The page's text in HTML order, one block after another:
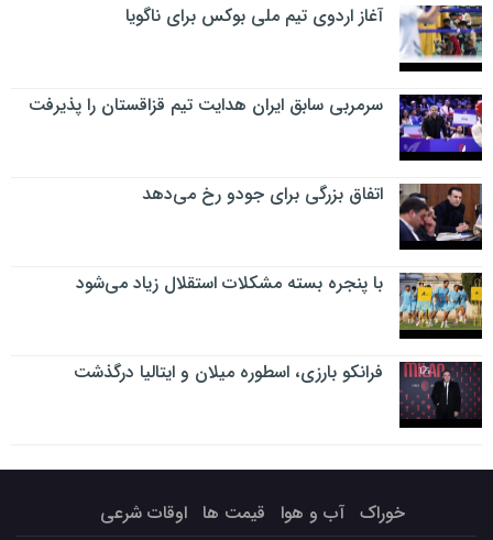
آغاز اردوی تیم ملی بوکس برای ناگویا
سرمربی سابق ایران هدایت تیم قزاقستان را پذیرفت
اتفاق بزرگی برای جودو رخ می‌دهد
با پنجره بسته مشکلات استقلال زیاد می‌شود
فرانکو بارزی، اسطوره میلان و ایتالیا درگذشت
خوراک آب و هوا قیمت ها اوقات شرعی